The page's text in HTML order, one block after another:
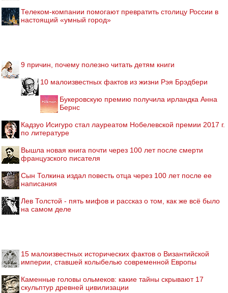
Телеком-компании помогают превратить столицу России в
настоящий «умный город»
9 причин, почему полезно читать детям книги
10 малоизвестных фактов из жизни Рэя Брэдбери
Букеровскую премию получила ирландка Анна
Бернс
Кадзуо Исигуро стал лауреатом Нобелевской премии 2017 г.
по литературе
Вышла новая книга почти через 100 лет после смерти
французского писателя
Сын Толкина издал повесть отца через 100 лет после ее
написания
Лев Толстой - пять мифов и рассказ о том, как же всё было
на самом деле
15 малоизвестных исторических фактов о Византийской
империи, ставшей колыбелью современной Европы
Каменные головы ольмеков: какие тайны скрывают 17
скульптур древней цивилизации